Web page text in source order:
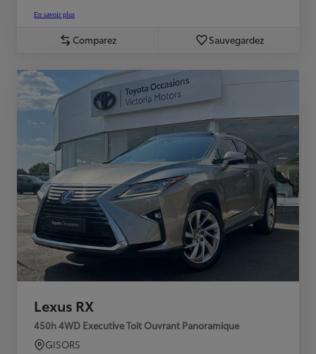
En savoir plus
Comparez Sauvegardez
Lexus RX
450h 4WD Executive Toit Ouvrant Panoramique
GISORS